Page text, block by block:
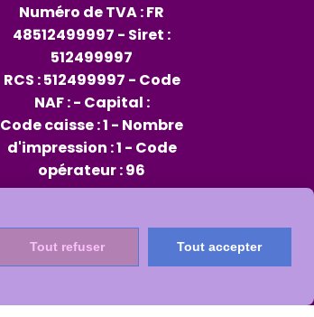
Numéro de TVA : FR
48512499997 - Siret :
512499997
RCS : 512499997 - Code
NAF : - Capital :
Code caisse : 1 - Nombre
d'impression : 1 - Code
opérateur : 96
Citeo 564482
Tout refuser Tout accepter